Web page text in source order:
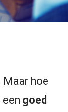
hoe
een goed